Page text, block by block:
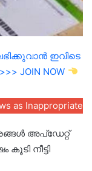
ഇവിടെ
JOIN NOW
as Inappropriate
അപ്ഡേറ്റ്
നീട്ടി